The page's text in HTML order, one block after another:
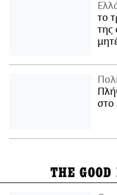
το
της
στο
THE GOOD